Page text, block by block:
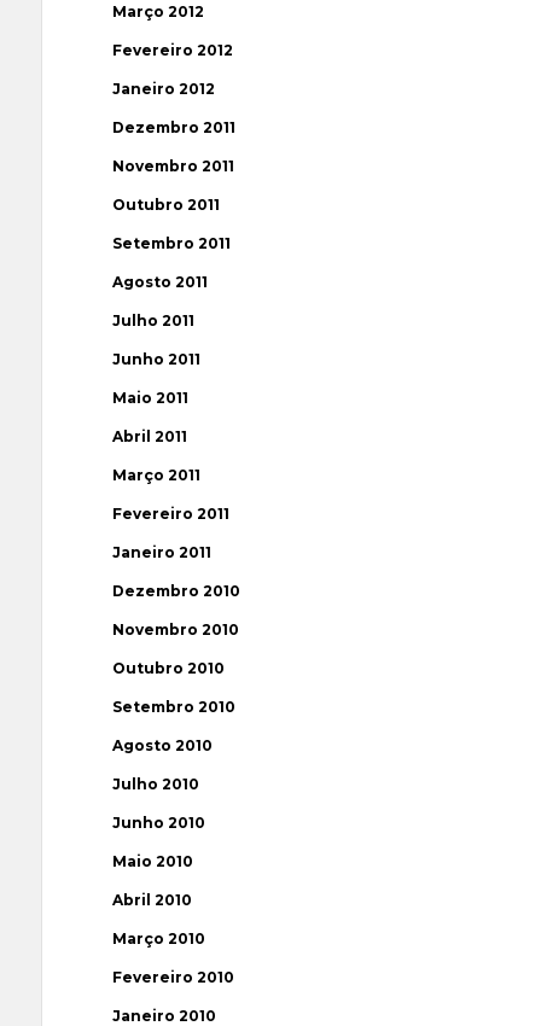
Março 2012
Fevereiro 2012
Janeiro 2012
Dezembro 2011
Novembro 2011
Outubro 2011
Setembro 2011
Agosto 2011
Julho 2011
Junho 2011
Maio 2011
Abril 2011
Março 2011
Fevereiro 2011
Janeiro 2011
Dezembro 2010
Novembro 2010
Outubro 2010
Setembro 2010
Agosto 2010
Julho 2010
Junho 2010
Maio 2010
Abril 2010
Março 2010
Fevereiro 2010
Janeiro 2010